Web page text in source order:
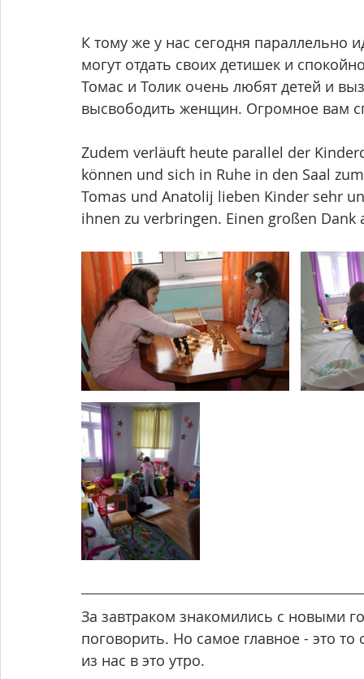
К тому же у нас сегодня параллельно
могут отдать своих детишек и
Томас и Толик очень любят детей и
высвободить женщин. Огромное вам
Zudem verläuft heute parallel der
können und sich in Ruhe in den Saal
Tomas und Anatolij lieben Kinder sehr
ihnen zu verbringen. Einen großen Dank
За завтраком знакомились с новыми
поговорить. Но самое главное - это
из нас в это утро.